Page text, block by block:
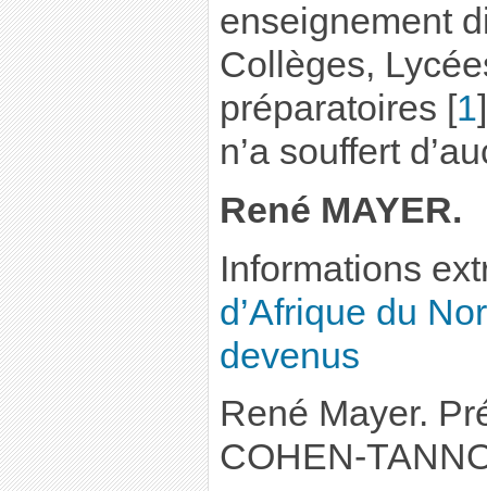
enseignement
Collèges,
préparatoires [1]
n’a souffert
René MAYER.
Informations
d’Afrique du
devenus
René Mayer.
COHEN-